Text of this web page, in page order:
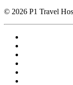
© 2026 P1 Travel